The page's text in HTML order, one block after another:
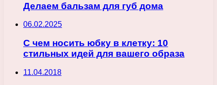
Делаем бальзам для губ дома
06.02.2025
С чем носить юбку в клетку: 10
стильных идей для вашего образа
11.04.2018